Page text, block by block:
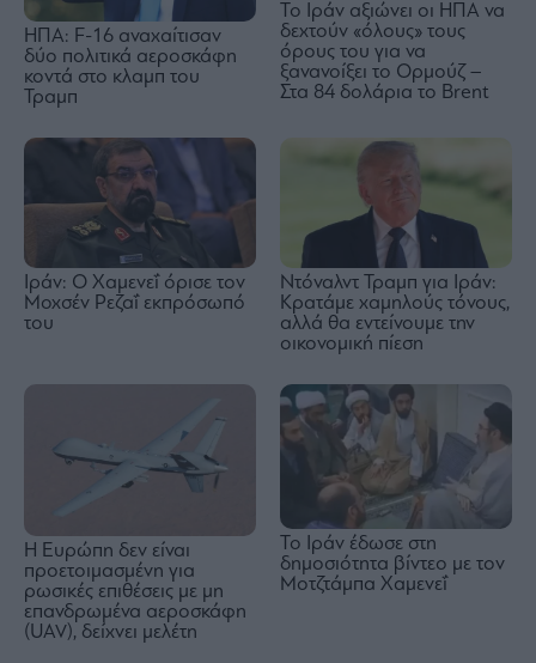
ΗΠΑ: F-16 αναχαίτισαν
δύο πολιτικά αεροσκάφη
κοντά στο κλαμπ του
Τραμπ
Το Ιράν αξιώνει οι ΗΠΑ να
δεχτούν «όλους» τους
όρους του για να
ξανανοίξει το Ορμούζ –
Στα 84 δολάρια το Brent
Ιράν: Ο Χαμενεΐ όρισε τον
Μοχσέν Ρεζαΐ εκπρόσωπό
του
Ντόναλντ Τραμπ για Ιράν:
Κρατάμε χαμηλούς τόνους,
αλλά θα εντείνουμε την
οικονομική πίεση
Η Ευρώπη δεν είναι
προετοιμασμένη για
ρωσικές επιθέσεις με μη
επανδρωμένα αεροσκάφη
(UAV), δείχνει μελέτη
Το Ιράν έδωσε στη
δημοσιότητα βίντεο με τον
Μοτζτάμπα Χαμενεΐ